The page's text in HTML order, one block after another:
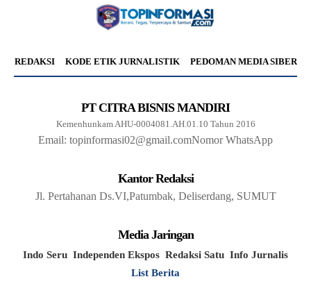
REDAKSI KODE ETIK JURNALISTIK PEDOMAN MEDIA SIBER
PT CITRA BISNIS MANDIRI
Kemenhunkam AHU-0004081.AH.01.10 Tahun 2016
Email: topinformasi02@gmail.comNomor WhatsApp
Kantor Redaksi
Jl. Pertahanan Ds.VI,Patumbak, Deliserdang, SUMUT
Media Jaringan
Indo Seru Independen Ekspos Redaksi Satu Info Jurnalis
List Berita